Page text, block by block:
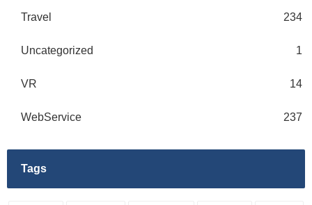
Travel 234
Uncategorized 1
VR 14
WebService 237
Tags